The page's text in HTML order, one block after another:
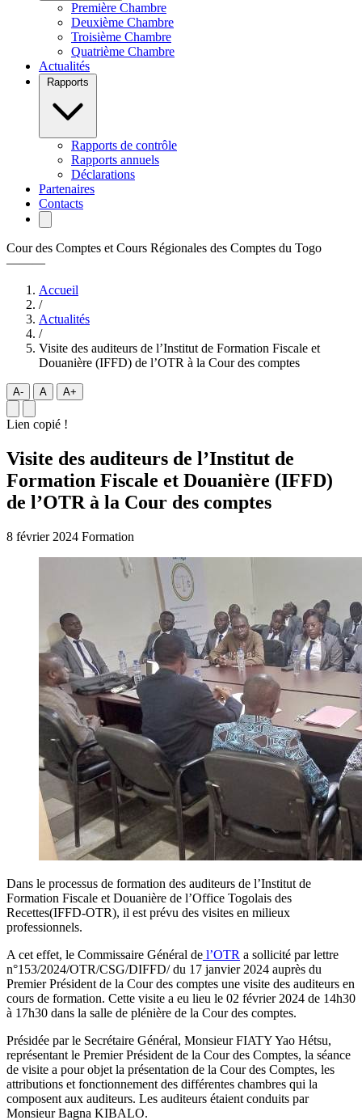
Première Chambre
Deuxième Chambre
Troisième Chambre
Quatrième Chambre
Actualités
Rapports de contrôle
Rapports annuels
Déclarations
Partenaires
Contacts
Cour des Comptes et Cours Régionales des Comptes du Togo
———
Accueil
/
Actualités
/
Visite des auditeurs de l’Institut de Formation Fiscale et
Douanière (IFFD) de l’OTR à la Cour des comptes
A- A A+
Lien copié !
Visite des auditeurs de l’Institut de
Formation Fiscale et Douanière (IFFD)
de l’OTR à la Cour des comptes
8 février 2024 Formation
Dans le processus de formation des auditeurs de l’Institut de
Formation Fiscale et Douanière de l’Office Togolais des
Recettes(IFFD-OTR), il est prévu des visites en milieux
professionnels.
A cet effet, le Commissaire Général de l’OTR a sollicité par lettre
n°153/2024/OTR/CSG/DIFFD/ du 17 janvier 2024 auprès du
Premier Président de la Cour des comptes une visite des auditeurs en
cours de formation. Cette visite a eu lieu le 02 février 2024 de 14h30
à 17h30 dans la salle de plénière de la Cour des comptes.
Présidée par le Secrétaire Général, Monsieur FIATY Yao Hétsu,
représentant le Premier Président de la Cour des Comptes, la séance
de visite a pour objet la présentation de la Cour des Comptes, les
attributions et fonctionnement des différentes chambres qui la
composent aux auditeurs. Les auditeurs étaient conduits par
Monsieur Bagna KIBALO.